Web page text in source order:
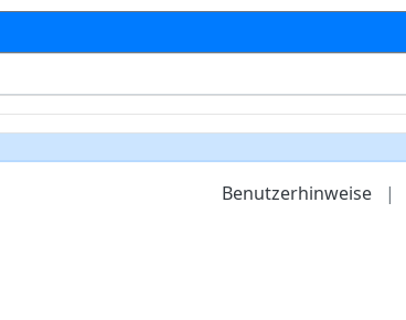
Benutzerhinweise |